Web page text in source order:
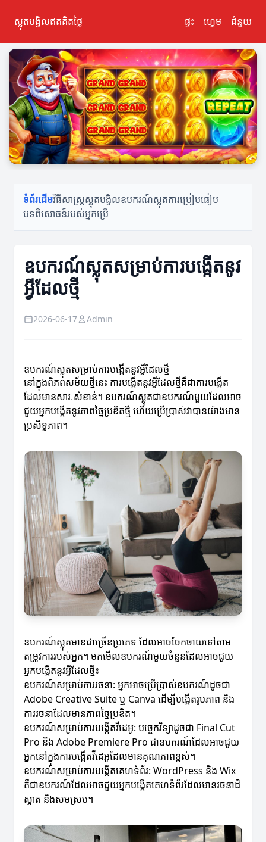
ស្លុតបង្វិលឥតគិតថ្លៃ ផ្ទះ ហ្គេម ជំនួយ
ទំព័រដើមវិធីសាស្ត្រស្លុតបង្វិលឧបករណ៍ស្លុតការប្រៀបធៀប
បទពិសោធន៍របស់អ្នកប្រើ
ឧបករណ៍ស្លុតសម្រាប់ការបង្កើតនូវ
អ្វីដែលថ្មី
2026-06-17 Admin
ឧបករណ៍ស្លុតសម្រាប់ការបង្កើតនូវអ្វីដែលថ្មី
នៅក្នុងពិភពសម័យថ្មីនេះ ការបង្កើតនូវអ្វីដែលថ្មីគឺជាការបង្កើត
ដែលមានសារៈសំខាន់។ ឧបករណ៍ស្លុតជាឧបករណ៍មួយដែលអាច
ជួយអ្នកបង្កើតនូវភាពច្នៃប្រឌិតថ្មី ហើយប្រើប្រាស់វាបានយ៉ាងមាន
ប្រសិទ្ធភាព។
ឧបករណ៍ស្លុតមានជាច្រើនប្រភេទ ដែលអាចចែកចាយទៅតាម
តម្រូវការរបស់អ្នក។ មកមើលឧបករណ៍មួយចំនួនដែលអាចជួយ
អ្នកបង្កើតនូវអ្វីដែលថ្មី៖
ឧបករណ៍សម្រាប់ការរចនា: អ្នកអាចប្រើប្រាស់ឧបករណ៍ដូចជា
Adobe Creative Suite ឬ Canva ដើម្បីបង្កើតរូបភាព និង
ការរចនាដែលមានភាពច្នៃប្រឌិត។
ឧបករណ៍សម្រាប់ការបង្កើតវីដេអូ: បច្ចេកវិទ្យាដូចជា Final Cut
Pro និង Adobe Premiere Pro ជាឧបករណ៍ដែលអាចជួយ
អ្នកនៅក្នុងការបង្កើតវីដេអូដែលមានគុណភាពខ្ពស់។
ឧបករណ៍សម្រាប់ការបង្កើតគេហទំព័រ: WordPress និង Wix
គឺជាឧបករណ៍ដែលអាចជួយអ្នកបង្កើតគេហទំព័រដែលមានរចនាដ៏
ស្អាត និងសមស្រប។